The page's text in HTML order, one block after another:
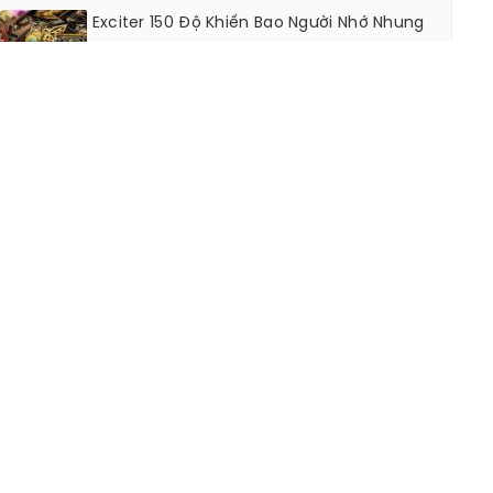
Exciter 150 Độ Khiến Bao Người Nhớ Nhung